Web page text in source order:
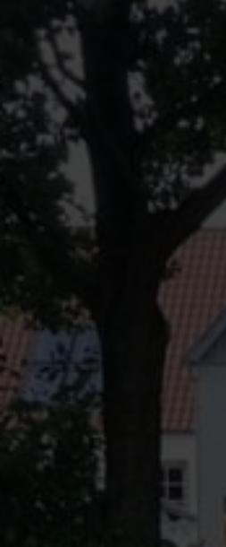
Service & Kontakt